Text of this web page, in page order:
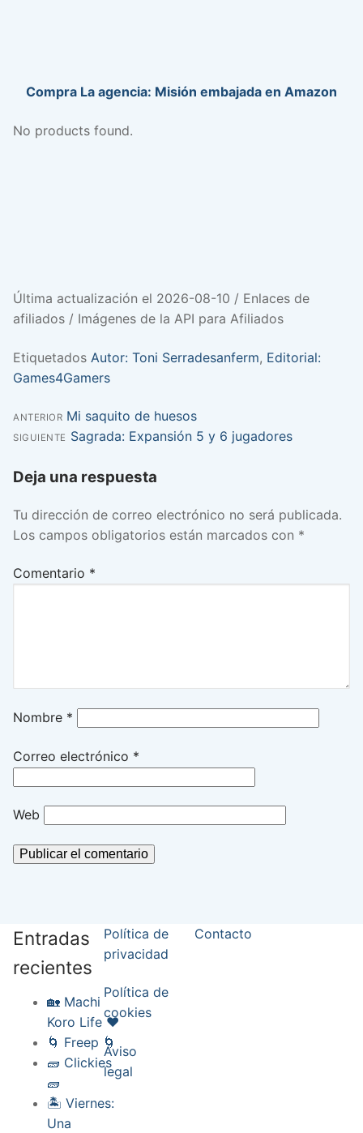
Compra La agencia: Misión embajada en Amazon
No products found.
Última actualización el 2026-08-10 / Enlaces de
afiliados / Imágenes de la API para Afiliados
Etiquetados Autor: Toni Serradesanferm, Editorial:
Games4Gamers
Navegación
entradas
ANTERIOR Entrada
anterior:
Mi saquito de huesos
SIGUIENTE Entrada
Sagrada: Expansión 5 y 6 jugadores
Deja una respuesta
Tu dirección de correo electrónico no será publicada.
Los campos obligatorios están marcados con *
Comentario *
Nombre *
Correo electrónico *
Web
Entradas
recientes
🏡 Machi
Koro Life ❤️
🌀 Freep 🌀
🧱 Clickies
🧱
🏝️ Viernes:
Una
Política de
privacidad
Política de
cookies
Aviso
legal
Contacto